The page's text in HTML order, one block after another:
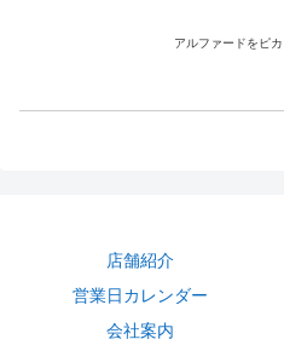
アルファードをピカ
店舗紹介
営業日カレンダー
会社案内